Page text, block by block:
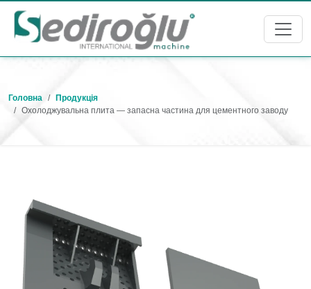
Головна
Продукція
Охолоджувальна плита — запасна частина для цементного заводу